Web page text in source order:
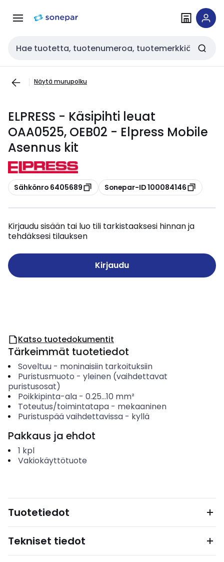
navigointiinsisältöön
Haku
Näytä murupolku
ELPRESS - Käsipihti leuat
OAA0525, OEB02 - Elpress Mobile
Asennus kit
Kopioi
Sähkönro 6405689 Kopioi
Sonepar-ID 100084146
Kirjaudu sisään tai luo tili tarkistaaksesi hinnan ja
tehdäksesi tilauksen
Kirjaudu
Katso tuotedokumentit
Tärkeimmät tuotetiedot
Soveltuu- moninaisiin tarkoituksiin
Puristusmuoto - yleinen (vaihdettavat
puristusosat)
Poikkipinta-ala- 0.25...10 mm²
Toteutus/toimintatapa- mekaaninen
Puristuspää vaihdettavissa- kyllä
Pakkaus ja ehdot
1 kpl
Vakiokäyttötuote
Tuotetiedot
Tekniset tiedot